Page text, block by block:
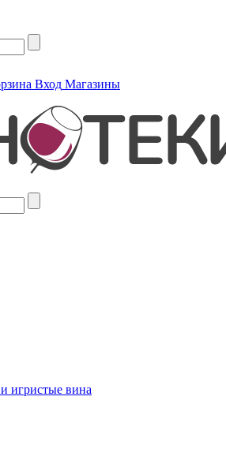
Вход Магазины
игристые вина